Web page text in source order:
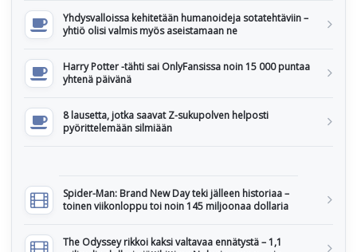
Yhdysvalloissa kehitetään humanoideja sotatehtäviin –
yhtiö olisi valmis myös aseistamaan ne
Harry Potter -tähti sai OnlyFansissa noin 15 000 puntaa
yhtenä päivänä
8 lausetta, jotka saavat Z-sukupolven helposti
pyörittelemään silmiään
Spider-Man: Brand New Day teki jälleen historiaa –
toinen viikonloppu toi noin 145 miljoonaa dollaria
The Odyssey rikkoi kaksi valtavaa ennätystä – 1,1